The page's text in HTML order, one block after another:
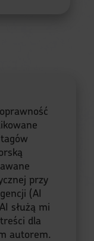
przy
(AI
służą mi
dla
autorem.